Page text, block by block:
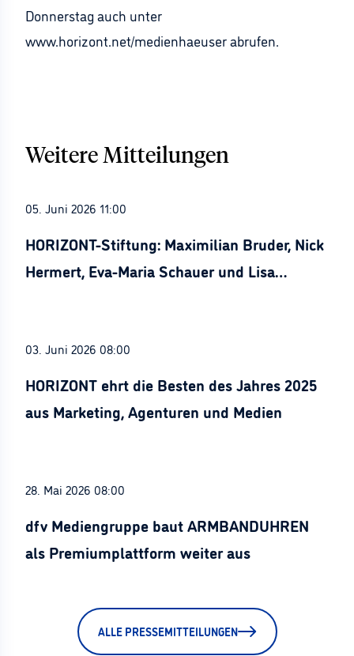
Donnerstag auch unter
www.horizont.net/medienhaeuser abrufen.
Weitere Mitteilungen
05. Juni 2026 11:00
HORIZONT-Stiftung: Maximilian Bruder, Nick
Hermert, Eva-Maria Schauer und Lisa
03. Juni 2026 08:00
HORIZONT ehrt die Besten des Jahres 2025
aus Marketing, Agenturen und Medien
28. Mai 2026 08:00
dfv Mediengruppe baut ARMBANDUHREN
als Premiumplattform weiter aus
ALLE PRESSEMITTEILUNGEN